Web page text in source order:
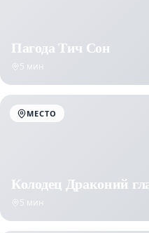
Пагода Тич Сон
5 мин
МЕСТО
Колодец Драконий
5 мин